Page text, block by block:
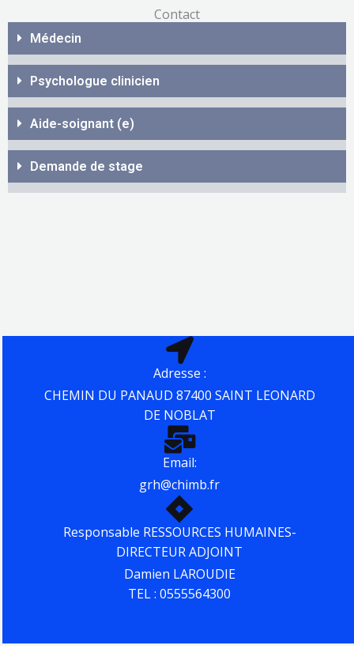
Contact
Médecin
Psychologue clinicien
Aide-soignant (e)
Demande de stage
Adresse :
CHEMIN DU PANAUD 87400 SAINT LEONARD
DE NOBLAT
Email:
grh@chimb.fr
Responsable RESSOURCES HUMAINES-
DIRECTEUR ADJOINT
Damien LAROUDIE
TEL : 0555564300